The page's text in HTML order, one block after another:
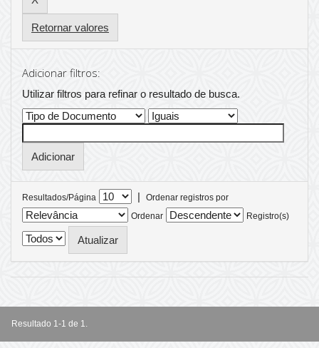
Retornar valores
Adicionar filtros:
Utilizar filtros para refinar o resultado de busca.
Resultados/Página |
Ordenar registros por
Ordenar
Registro(s)
Resultado 1-1 de 1.